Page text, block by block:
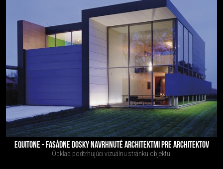
EQUITONE - FASÁDNE DOSKY NAVRHNUTÉ ARCHITEKTMI PRE ARCHITEKTOV
Obklad podtrhujúci vizuálnu stránku objektu.